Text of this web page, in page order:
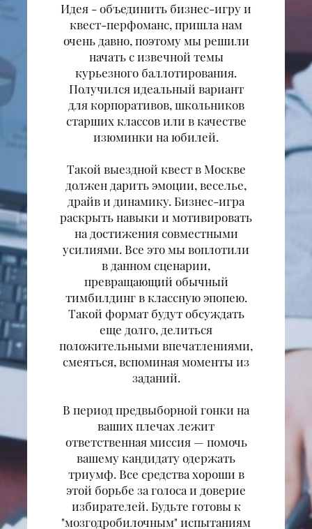
Идея - объединить бизнес-игру и
квест-перфоманс, пришла нам
очень давно, поэтому мы решили
начать с извечной темы
курьезного баллотирования.
Получился идеальный вариант
для корпоративов, школьников
старших классов или в качестве
изюминки на юбилей.
Такой выездной квест в Москве
должен дарить эмоции, веселье,
драйв и динамику. Бизнес-игра
раскрыть навыки и мотивировать
на достижения совместными
усилиями. Все это мы воплотили
в данном сценарии,
превращающий обычный
тимбилдинг в классную эпопею.
Такой формат будут обсуждать
еще долго, делиться
положительными впечатлениями,
смеяться, вспоминая моменты из
заданий.
В период предвыборной гонки на
ваших плечах лежит
ответственная миссия — помочь
вашему кандидату одержать
триумф. Все средства хороши в
этой борьбе за голоса и доверие
избирателей. Будьте готовы к
"мозгодробилочным" испытаниям